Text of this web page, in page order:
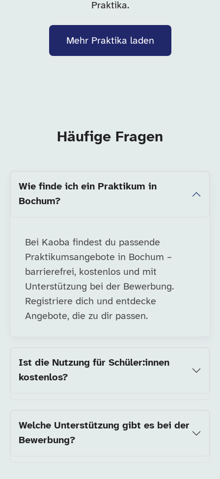
Praktika.
Mehr Praktika laden
Häufige Fragen
Wie finde ich ein Praktikum in
Bochum?
Bei Kaoba findest du passende
Praktikumsangebote in Bochum –
barrierefrei, kostenlos und mit
Unterstützung bei der Bewerbung.
Registriere dich und entdecke
Angebote, die zu dir passen.
Ist die Nutzung für Schüler:innen
kostenlos?
Welche Unterstützung gibt es bei der
Bewerbung?